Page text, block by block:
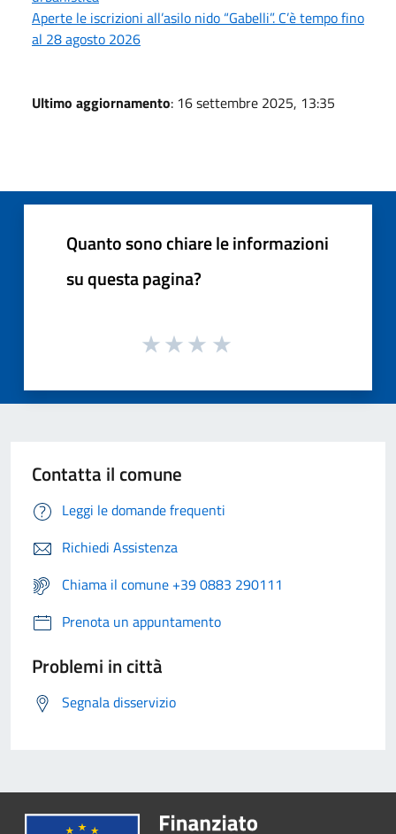
Aperte le iscrizioni all’asilo nido “Gabelli”. C’è tempo fino
al 28 agosto 2026
Ultimo aggiornamento: 16 settembre 2025, 13:35
Quanto sono chiare le informazioni
su questa pagina?
Contatta il comune
Leggi le domande frequenti
Richiedi Assistenza
Chiama il comune +39 0883 290111
Prenota un appuntamento
Problemi in città
Segnala disservizio